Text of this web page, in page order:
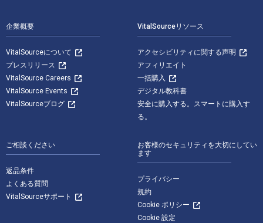
企業概要
VitalSourceについて
プレスリリース
VitalSource Careers
VitalSource Events
VitalSourceブログ
VitalSourceリソース
アクセシビリティに関する声明
アフィリエイト
一括購入
デジタル教科書
安全に購入する。スマートに購入す
る。
ご相談ください
返品条件
よくある質問
VitalSourceサポート
お客様のセキュリティを大切にしてい
ます
プライバシー
規約
Cookie ポリシー
Cookie 設定